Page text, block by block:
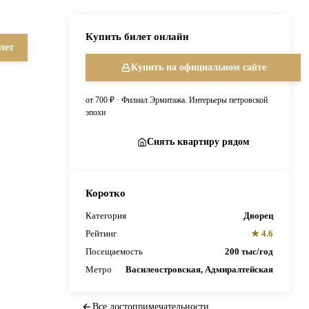
Купить билет онлайн
Купить на официальном сайте
от 700 ₽ · Филиал Эрмитажа. Интерьеры петровской
эпохи
Снять квартиру рядом
Коротко
Категория
Дворец
Рейтинг
★ 4.6
Посещаемость
200 тыс/год
Метро
Василеостровская, Адмиралтейская
Все достопримечательности